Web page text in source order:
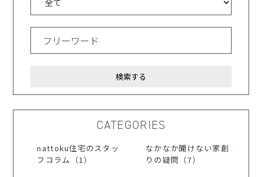
CATEGORIES
nattoku住宅のスタッ
フコラム（1）
なかなか聞けない家創
りの疑問（7）